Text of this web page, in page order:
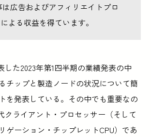
広告およびアフィリエイトプロ
よる収益を得ています。
した2023年第1四半期の業績発表の中
チップと製造ノードの状況について簡
を発表している。その中でも重要なの
クライアント・プロセッサー（そして
ゲーション・チップレットCPU）であ